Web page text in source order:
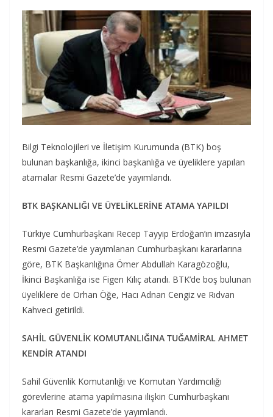
Bilgi Teknolojileri ve İletişim Kurumunda (BTK) boş
bulunan başkanlığa, ikinci başkanlığa ve üyeliklere yapılan
atamalar Resmi Gazete’de yayımlandı.
BTK BAŞKANLIĞI VE ÜYELİKLERİNE ATAMA YAPILDI
Türkiye Cumhurbaşkanı Recep Tayyip Erdoğan’ın imzasıyla
Resmi Gazete’de yayımlanan Cumhurbaşkanı kararlarına
göre, BTK Başkanlığına Ömer Abdullah Karagözoğlu,
İkinci Başkanlığa ise Figen Kılıç atandı. BTK’de boş bulunan
üyeliklere de Orhan Öğe, Hacı Adnan Cengiz ve Rıdvan
Kahveci getirildi.
SAHİL GÜVENLİK KOMUTANLIĞINA TUĞAMİRAL AHMET
KENDİR ATANDI
Sahil Güvenlik Komutanlığı ve Komutan Yardımcılığı
görevlerine atama yapılmasına ilişkin Cumhurbaşkanı
kararları Resmi Gazete’de yayımlandı.